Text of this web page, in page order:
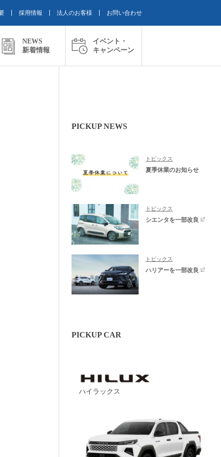
採用情報 法人のお客様 お問い合わせ
NEWS
新着情報
イベント・
キャンペーン
PICKUP NEWS
トピックス
夏季休業のお知らせ
トピックス
シエンタを一部改良
トピックス
ハリアーを一部改良
PICKUP CAR
ハイラックス